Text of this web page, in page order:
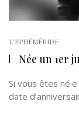
L'EPHÉMÉRIDE
Née un 1er
Si vous êtes
date